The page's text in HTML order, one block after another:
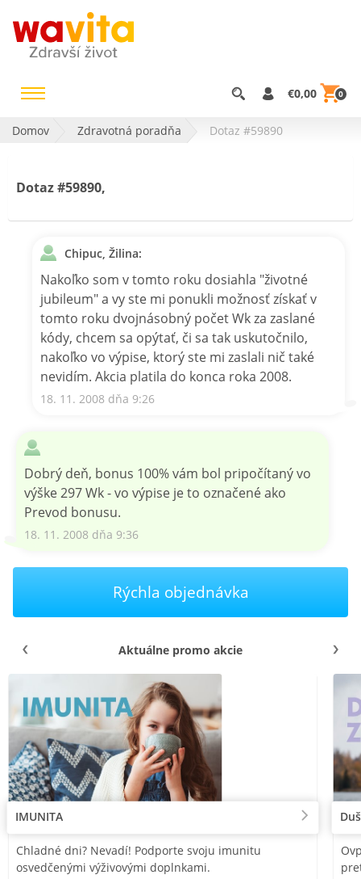
€0,00 0
Domov Zdravotná poradňa Dotaz #59890
Dotaz #59890,
Chipuc, Žilina:
Nakoľko som v tomto roku dosiahla "životné
jubileum" a vy ste mi ponukli možnosť získať v
tomto roku dvojnásobný počet Wk za zaslané
kódy, chcem sa opýtať, či sa tak uskutočnilo,
nakoľko vo výpise, ktorý ste mi zaslali nič také
nevidím. Akcia platila do konca roka 2008.
18. 11. 2008 dňa 9:26
Dobrý deň, bonus 100% vám bol pripočítaný vo
výške 297 Wk - vo výpise je to označené ako
Prevod bonusu.
18. 11. 2008 dňa 9:36
Rýchla objednávka
Aktuálne promo akcie
IMUNITA
Chladné dni? Nevadí! Podporte svoju imunitu
osvedčenými výživovými doplnkami.